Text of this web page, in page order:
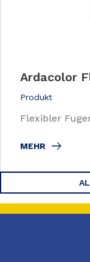
Ardacolor
Produkt
Flexibler
MEHR